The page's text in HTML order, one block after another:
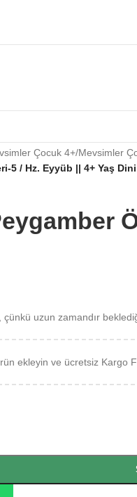
Çocuk 4+/Mevsimler
5 / Hz. Eyyüb || 4+ Yaş
uzun zamandır
ekleyin ve ücretsiz Kargo